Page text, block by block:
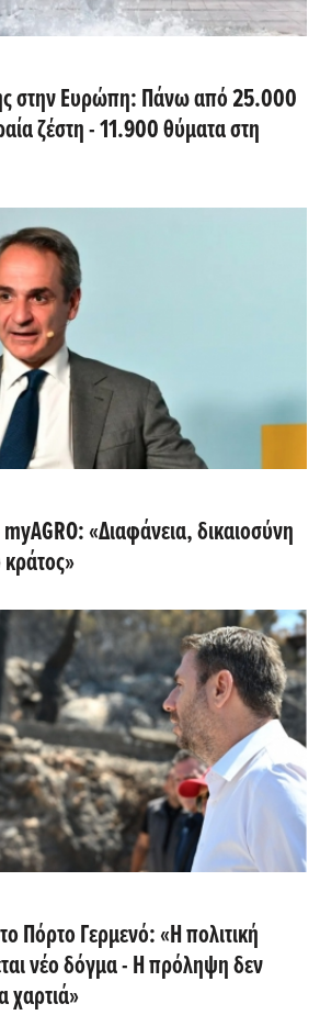
στην Ευρώπη: Πάνω από 25.000
ζέστη - 11.900 θύματα στη
«Διαφάνεια, δικαιοσύνη
Πόρτο Γερμενό: «Η πολιτική
νέο δόγμα - Η πρόληψη δεν
χαρτιά»